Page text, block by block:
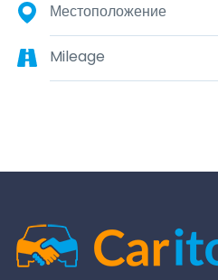
Местоположение
Mileage